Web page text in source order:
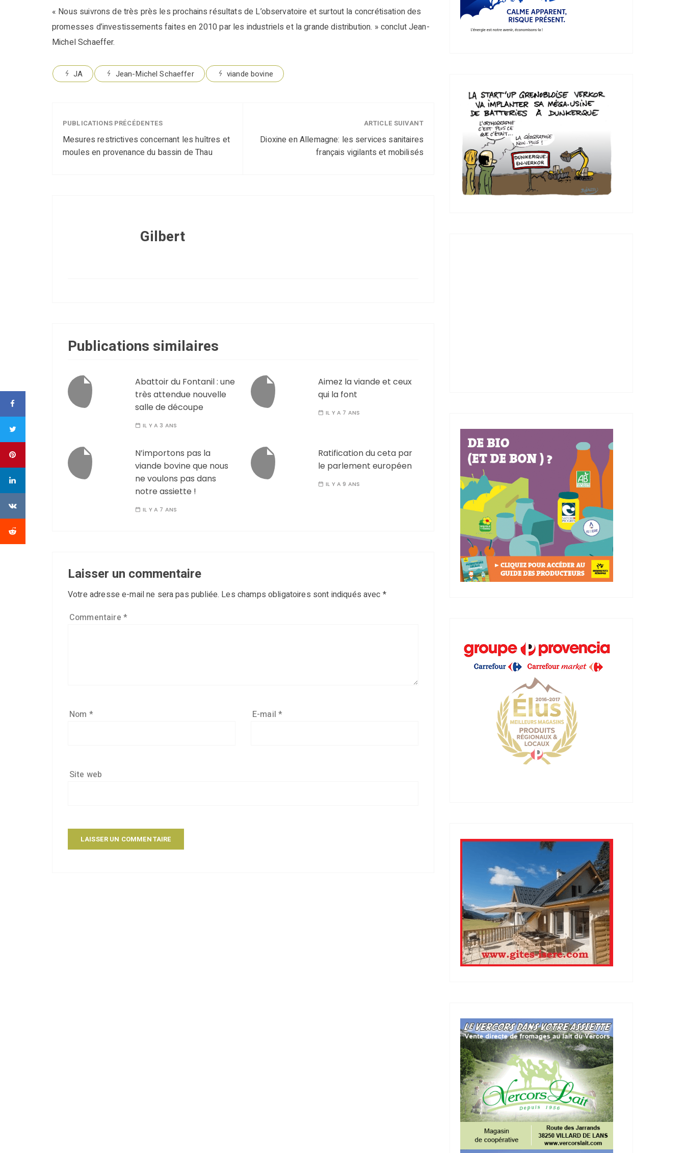
« Nous suivrons de très près les prochains résultats de L’observatoire et surtout la concrétisation des
promesses d’investissements faites en 2010 par les industriels et la grande distribution. » conclut Jean-
Michel Schaeffer.
JA Jean-Michel Schaeffer viande bovine
PUBLICATIONS PRÉCÉDENTES
Mesures restrictives concernant les huîtres et
moules en provenance du bassin de Thau
ARTICLE SUIVANT
Dioxine en Allemagne: les services sanitaires
français vigilants et mobilisés
Gilbert
Publications similaires
Abattoir du Fontanil : une
très attendue nouvelle
salle de découpe
IL Y A 3 ANS
Aimez la viande et ceux
qui la font
IL Y A 7 ANS
N’importons pas la
viande bovine que nous
ne voulons pas dans
notre assiette !
IL Y A 7 ANS
Ratification du ceta par
le parlement européen
IL Y A 9 ANS
Laisser un commentaire
Votre adresse e-mail ne sera pas publiée. Les champs obligatoires sont indiqués avec *
Commentaire *
Nom * E-mail*
Site web